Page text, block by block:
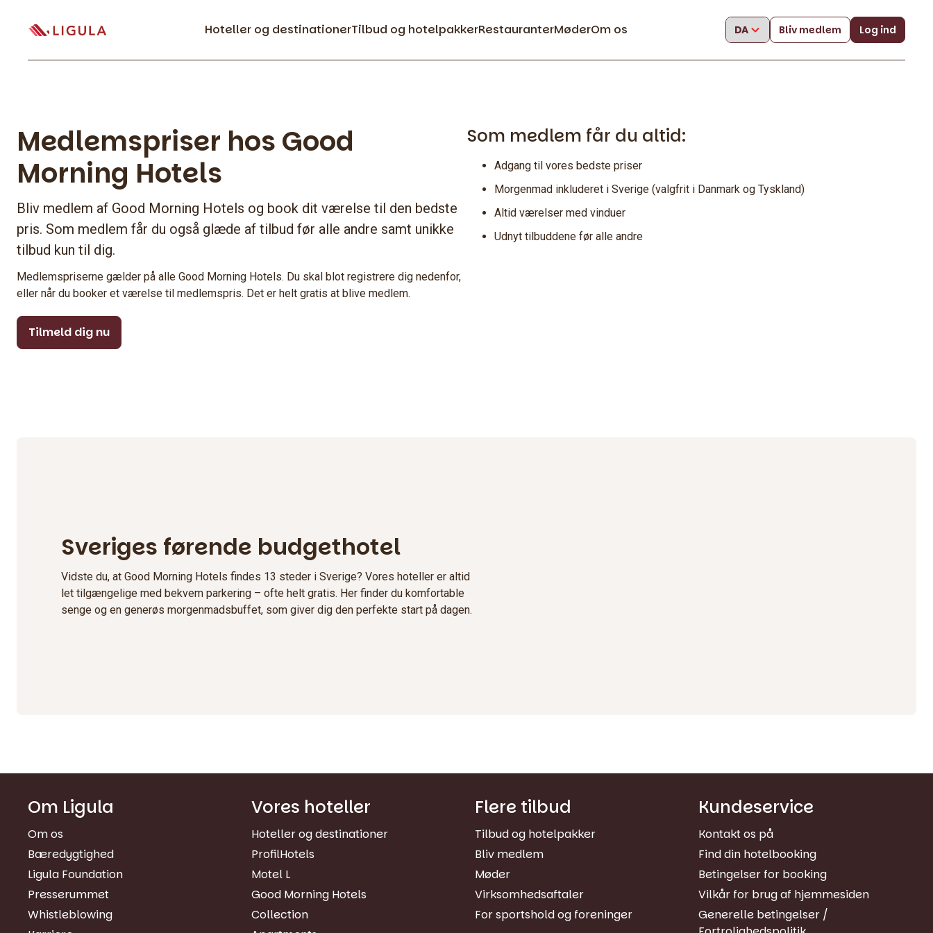
Hoteller og destinationerTilbud og hotelpakkerRestauranterMøderOm os Bliv medlem Log ind
Medlemspriser hos Good
Morning Hotels
Bliv medlem af Good Morning Hotels og book dit værelse til den bedste
pris. Som medlem får du også glæde af tilbud før alle andre samt unikke
tilbud kun til dig.
Medlemspriserne gælder på alle Good Morning Hotels. Du skal blot registrere dig nedenfor,
eller når du booker et værelse til medlemspris. Det er helt gratis at blive medlem.
Tilmeld dig nu
Som medlem får du altid:
Adgang til vores bedste priser
Morgenmad inkluderet i Sverige (valgfrit i Danmark og Tyskland)
Altid værelser med vinduer
Udnyt tilbuddene før alle andre
Sveriges førende budgethotel
Vidste du, at Good Morning Hotels findes 13 steder i Sverige? Vores hoteller er altid
let tilgængelige med bekvem parkering – ofte helt gratis. Her finder du komfortable
senge og en generøs morgenmadsbuffet, som giver dig den perfekte start på dagen.
Om Ligula
Om os
Bæredygtighed
Ligula Foundation
Presserummet
Whistleblowing
Vores hoteller
Hoteller og destinationer
ProfilHotels
Motel L
Good Morning Hotels
Collection
Flere tilbud
Tilbud og hotelpakker
Bliv medlem
Møder
Virksomhedsaftaler
For sportshold og foreninger
Kundeservice
Kontakt os på
Find din hotelbooking
Betingelser for booking
Vilkår for brug af hjemmesiden
Generelle betingelser /